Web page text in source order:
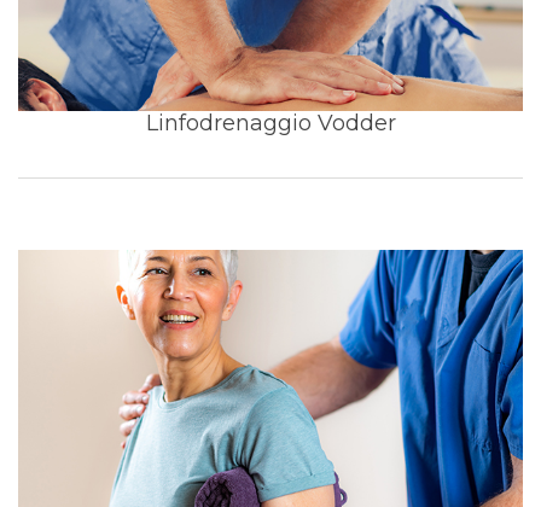
Linfodrenaggio Vodder